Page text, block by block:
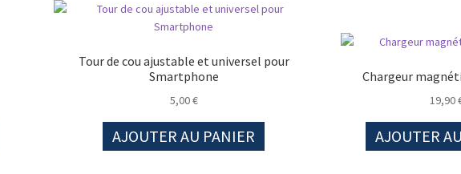
Tour de cou ajustable et universel pour
Smartphone
5,00€
AJOUTER AU PANIER
Chargeur
19,90
AJOUTER